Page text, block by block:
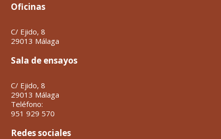
Oficinas
C/ Ejido, 8
29013 Málaga
Sala de ensayos
C/ Ejido, 8
29013 Málaga
Teléfono:
951 929 570
Redes sociales